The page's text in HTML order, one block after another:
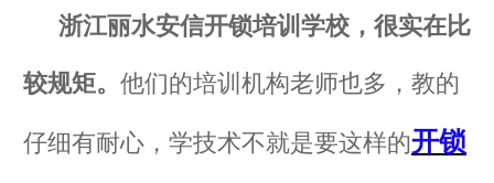
浙江丽水安信开锁培训学校，很实在比
较规矩。 他们的培训机构老师也多，教的
仔细有耐心，学技术不就是要这样的开锁